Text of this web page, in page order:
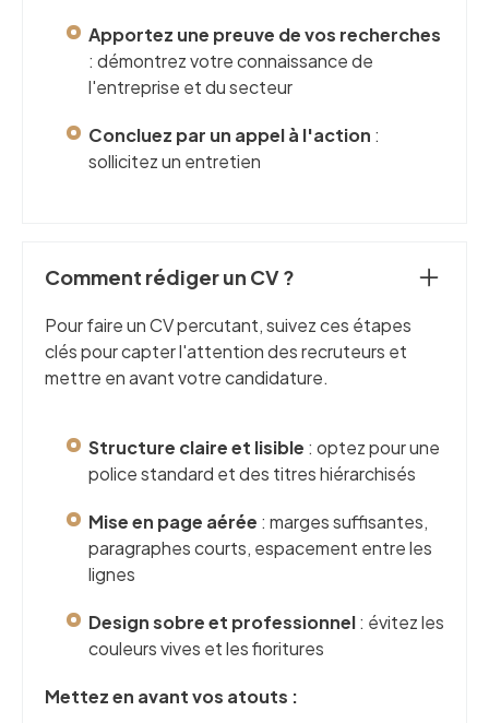
Apportez une preuve de vos recherches
: démontrez votre connaissance de
l'entreprise et du secteur
Concluez par un appel à l'action :
sollicitez un entretien
Comment rédiger un CV ?
Pour faire un CV percutant, suivez ces étapes
clés pour capter l'attention des recruteurs et
mettre en avant votre candidature.
Structure claire et lisible : optez pour une
police standard et des titres hiérarchisés
Mise en page aérée : marges suffisantes,
paragraphes courts, espacement entre les
lignes
Design sobre et professionnel: évitez les
couleurs vives et les fioritures
Mettez en avant vos atouts :